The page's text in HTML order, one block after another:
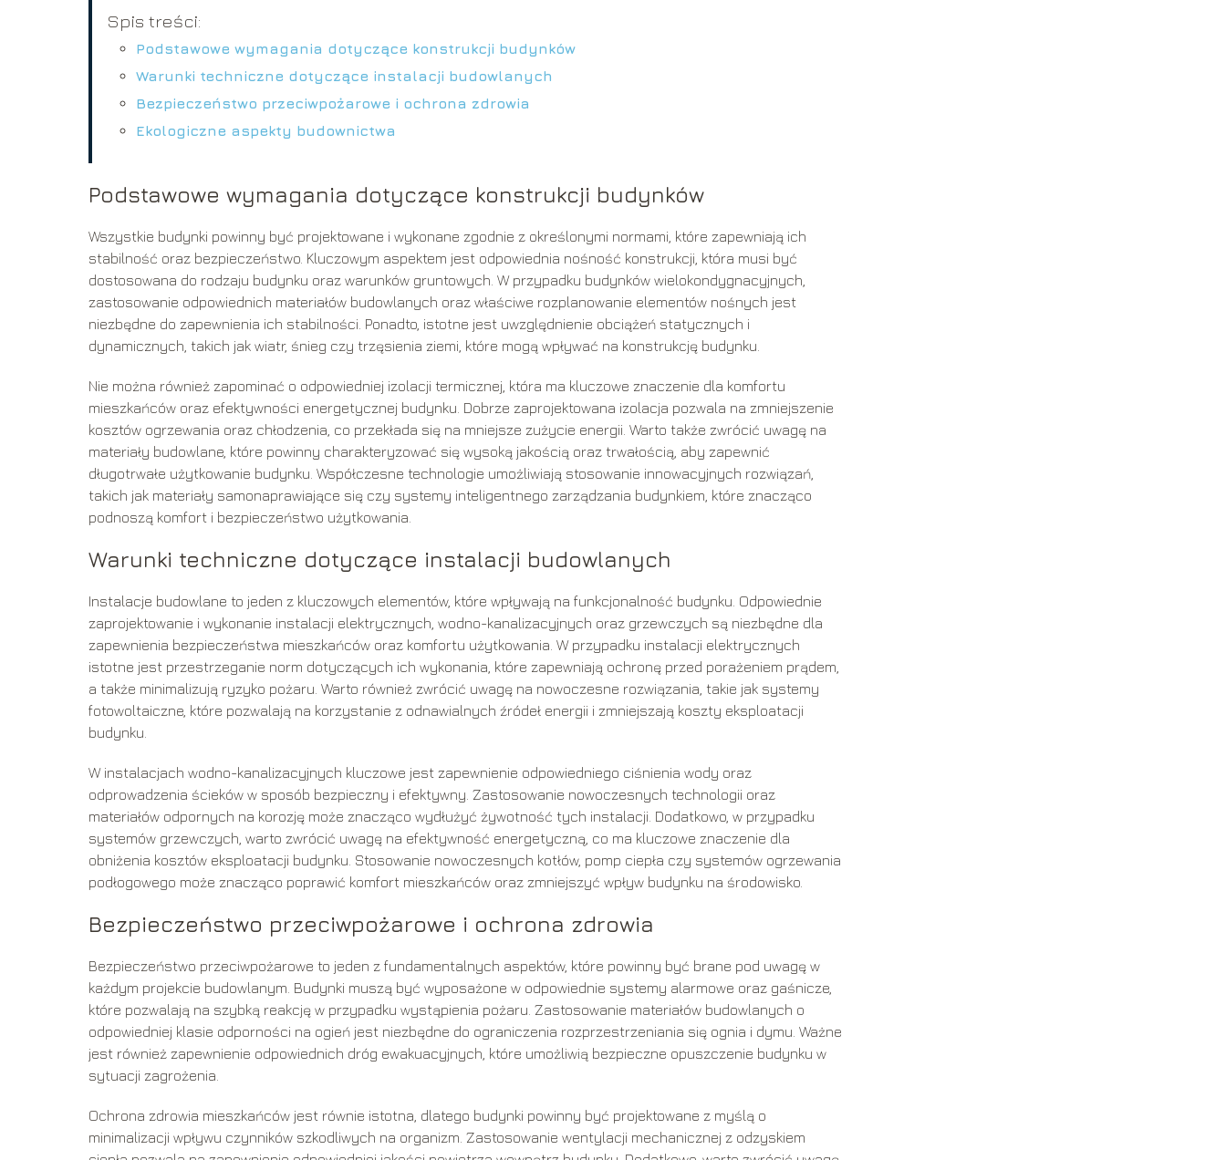
Spis treści:
Podstawowe wymagania dotyczące konstrukcji budynków
Warunki techniczne dotyczące instalacji budowlanych
Bezpieczeństwo przeciwpożarowe i ochrona zdrowia
Ekologiczne aspekty budownictwa
Podstawowe wymagania dotyczące konstrukcji budynków
Wszystkie budynki powinny być projektowane i wykonane zgodnie z określonymi normami, które zapewniają ich
stabilność oraz bezpieczeństwo. Kluczowym aspektem jest odpowiednia nośność konstrukcji, która musi być
dostosowana do rodzaju budynku oraz warunków gruntowych. W przypadku budynków wielokondygnacyjnych,
zastosowanie odpowiednich materiałów budowlanych oraz właściwe rozplanowanie elementów nośnych jest
niezbędne do zapewnienia ich stabilności. Ponadto, istotne jest uwzględnienie obciążeń statycznych i
dynamicznych, takich jak wiatr, śnieg czy trzęsienia ziemi, które mogą wpływać na konstrukcję budynku.
Nie można również zapominać o odpowiedniej izolacji termicznej, która ma kluczowe znaczenie dla komfortu
mieszkańców oraz efektywności energetycznej budynku. Dobrze zaprojektowana izolacja pozwala na zmniejszenie
kosztów ogrzewania oraz chłodzenia, co przekłada się na mniejsze zużycie energii. Warto także zwrócić uwagę na
materiały budowlane, które powinny charakteryzować się wysoką jakością oraz trwałością, aby zapewnić
długotrwałe użytkowanie budynku. Współczesne technologie umożliwiają stosowanie innowacyjnych rozwiązań,
takich jak materiały samonaprawiające się czy systemy inteligentnego zarządzania budynkiem, które znacząco
podnoszą komfort i bezpieczeństwo użytkowania.
Warunki techniczne dotyczące instalacji budowlanych
Instalacje budowlane to jeden z kluczowych elementów, które wpływają na funkcjonalność budynku. Odpowiednie
zaprojektowanie i wykonanie instalacji elektrycznych, wodno-kanalizacyjnych oraz grzewczych są niezbędne dla
zapewnienia bezpieczeństwa mieszkańców oraz komfortu użytkowania. W przypadku instalacji elektrycznych
istotne jest przestrzeganie norm dotyczących ich wykonania, które zapewniają ochronę przed porażeniem prądem,
a także minimalizują ryzyko pożaru. Warto również zwrócić uwagę na nowoczesne rozwiązania, takie jak systemy
fotowoltaiczne, które pozwalają na korzystanie z odnawialnych źródeł energii i zmniejszają koszty eksploatacji
budynku.
W instalacjach wodno-kanalizacyjnych kluczowe jest zapewnienie odpowiedniego ciśnienia wody oraz
odprowadzenia ścieków w sposób bezpieczny i efektywny. Zastosowanie nowoczesnych technologii oraz
materiałów odpornych na korozję może znacząco wydłużyć żywotność tych instalacji. Dodatkowo, w przypadku
systemów grzewczych, warto zwrócić uwagę na efektywność energetyczną, co ma kluczowe znaczenie dla
obniżenia kosztów eksploatacji budynku. Stosowanie nowoczesnych kotłów, pomp ciepła czy systemów ogrzewania
podłogowego może znacząco poprawić komfort mieszkańców oraz zmniejszyć wpływ budynku na środowisko.
Bezpieczeństwo przeciwpożarowe i ochrona zdrowia
Bezpieczeństwo przeciwpożarowe to jeden z fundamentalnych aspektów, które powinny być brane pod uwagę w
każdym projekcie budowlanym. Budynki muszą być wyposażone w odpowiednie systemy alarmowe oraz gaśnicze,
które pozwalają na szybką reakcję w przypadku wystąpienia pożaru. Zastosowanie materiałów budowlanych o
odpowiedniej klasie odporności na ogień jest niezbędne do ograniczenia rozprzestrzeniania się ognia i dymu. Ważne
jest również zapewnienie odpowiednich dróg ewakuacyjnych, które umożliwią bezpieczne opuszczenie budynku w
sytuacji zagrożenia.
Ochrona zdrowia mieszkańców jest równie istotna, dlatego budynki powinny być projektowane z myślą o
minimalizacji wpływu czynników szkodliwych na organizm. Zastosowanie wentylacji mechanicznej z odzyskiem